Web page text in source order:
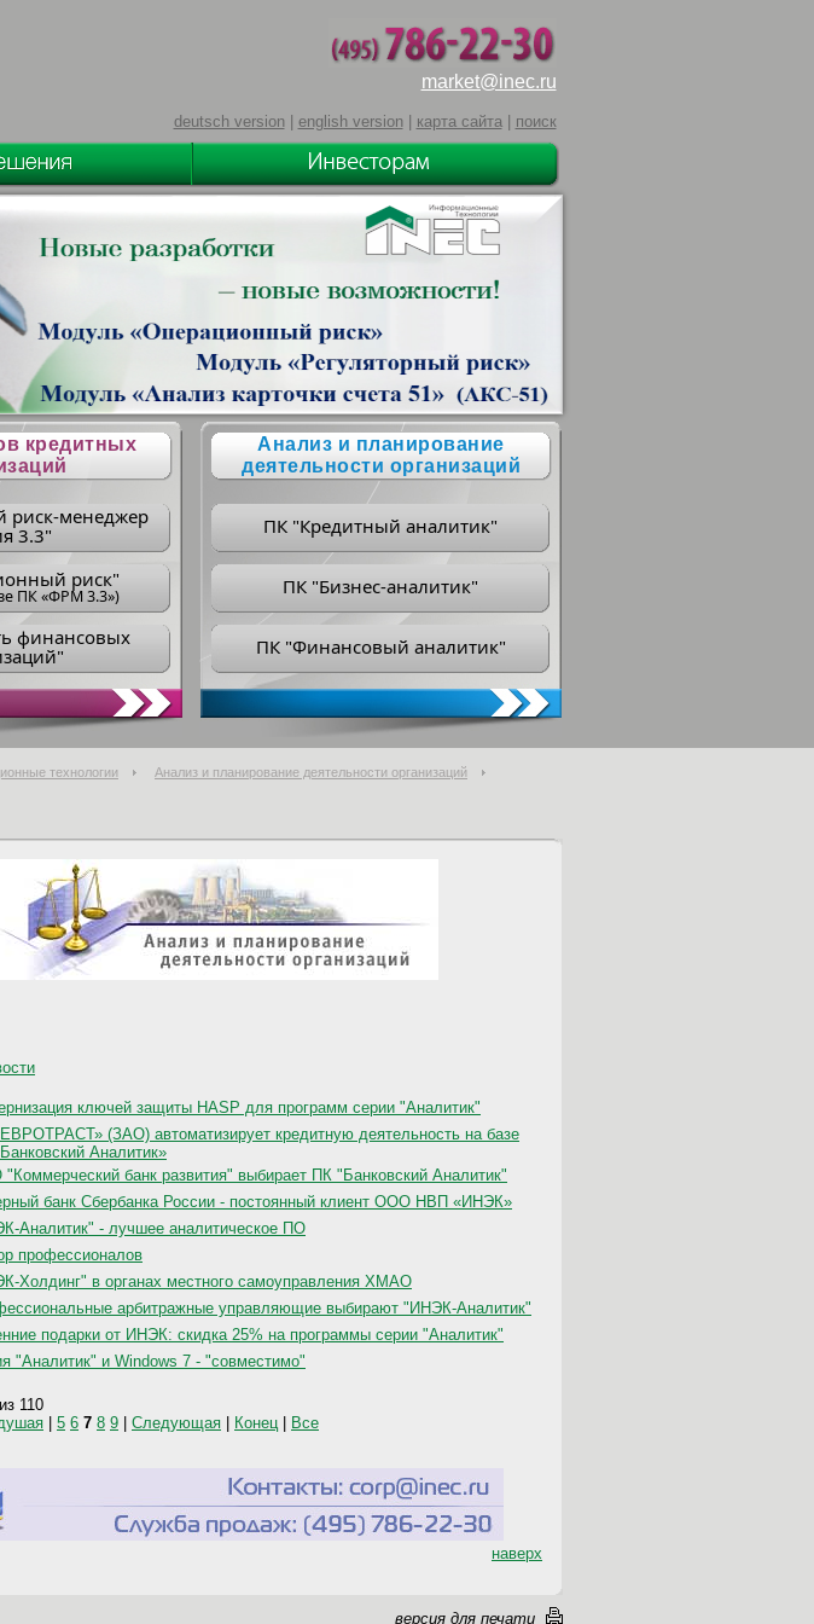
market@inec.ru
deutsch version| english version| карта сайта| поиск
кредитных
риск-менеджер
3.3"
риск"
ПК «ФРМ 3.3»)
финансовых
Анализ и планирование
деятельности организаций
ПК "Кредитный аналитик"
ПК "Бизнес-аналитик"
ПК "Финансовый аналитик"
технологии
Анализ и планирование деятельности организаций
ключей защиты HASP для программ серии "Аналитик"
(ЗАО) автоматизирует кредитную деятельность на базе
Аналитик»
банк развития" выбирает ПК "Банковский Аналитик"
банк Сбербанка России - постоянный клиент ООО НВП «ИНЭК»
Аналитик" - лучшее аналитическое ПО
профессионалов
Холдинг" в органах местного самоуправления ХМАО
арбитражные управляющие выбирают "ИНЭК-Аналитик"
подарки от ИНЭК: скидка 25% на программы серии "Аналитик"
"Аналитик" и Windows 7 - "совместимо"
110
5 6 7 8 9 Следующая Конец| Все
наверх
версия для печати